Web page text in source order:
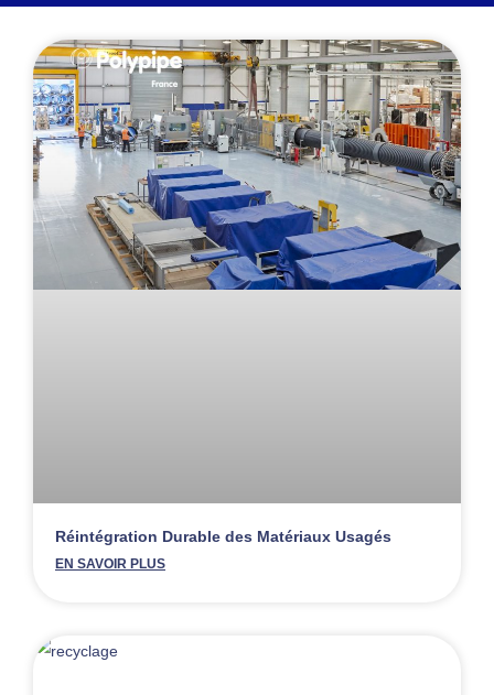
Réintégration Durable des Matériaux Usagés
EN SAVOIR PLUS